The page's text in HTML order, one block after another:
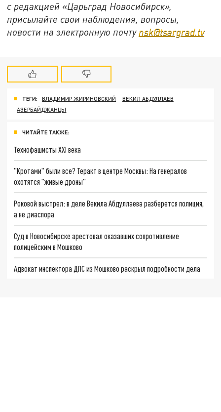
с редакцией «Царьград Новосибирск»,
присылайте свои наблюдения, вопросы,
новости на электронную почту nsk@tsargrad.tv
ТЕГИ: ВЛАДИМИР ЖИРИНОВСКИЙ
ВЕКИЛ АБДУЛЛАЕВ
АЗЕРБАЙДЖАНЦЫ
ЧИТАЙТЕ ТАКЖЕ:
Технофашисты XXI века
"Кротами" были все? Теракт в центре Москвы: На генералов
охотятся "живые дроны"
Роковой выстрел: в деле Векила Абдуллаева разберется полиция,
а не диаспора
Суд в Новосибирске арестовал оказавших сопротивление
полицейским в Мошково
Адвокат инспектора ДПС из Мошково раскрыл подробности дела